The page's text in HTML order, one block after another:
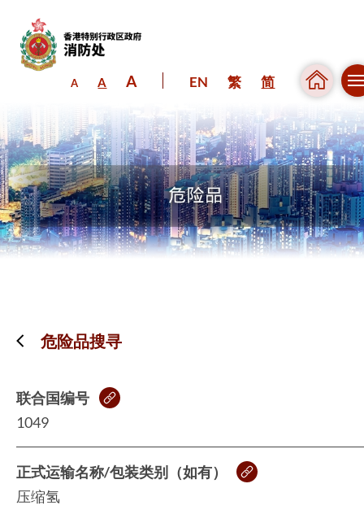
A A A EN 繁 简
危险品搜寻
联合国编号
1049
正式运输名称/包装类别（如有）
压缩氢